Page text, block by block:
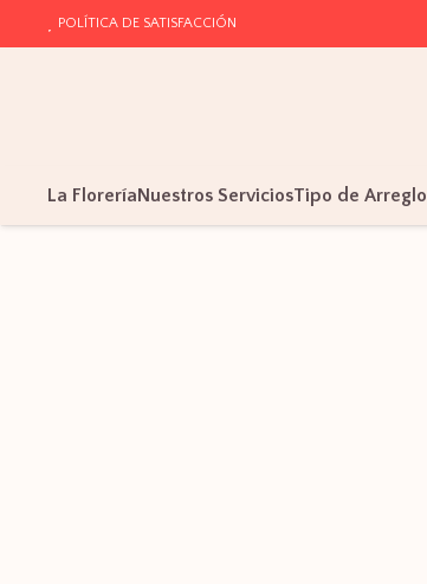
POLÍTICA DE SATISFACCIÓN
La FloreríaNuestros ServiciosTipo de Arreglo